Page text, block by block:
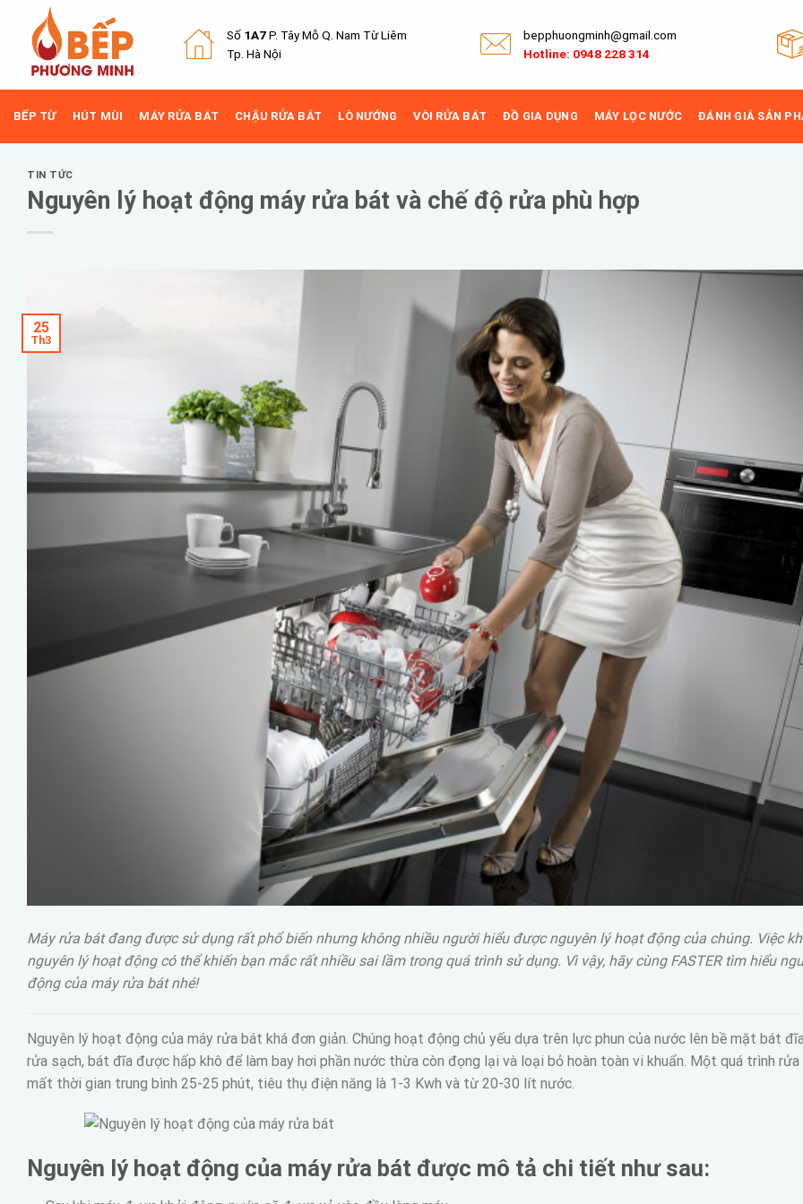
content
Số 1A7P. Tây Mỗ Q. Nam Từ Liêm
Tp. Hà Nội
bepphuongminh@gmail.com
Hotline: 0948 228 314
BẾP TỪ HÚT MÙI MÁY RỬA BÁT CHẬU RỬA BÁT LÒ NƯỚNG VÒI RỬA BÁT ĐỒ GIA DỤNG MÁY LỌC NƯỚC ĐÁNH GIÁ SẢN
TIN TỨC
Nguyên lý hoạt động máy rửa bát và chế độ rửa phù hợp
25
Th3
Máy rửa bát đang được sử dụng rất phổ biến nhưng không nhiều người hiểu được nguyên lý hoạt động của chúng. Việc
nguyên lý hoạt động có thể khiến bạn mắc rất nhiều sai lầm trong quá trình sử dụng. Vì vậy, hãy cùng FASTER tìm hiểu
động của máy rửa bát nhé!
Nguyên lý hoạt động của máy rửa bát khá đơn giản. Chúng hoạt động chủ yếu dựa trên lực phun của nước lên bề mặt bát
rửa sạch, bát đĩa được hấp khô để làm bay hơi phần nước thừa còn đọng lại và loại bỏ hoàn toàn vi khuẩn. Một quá trình
mất thời gian trung bình 25-25 phút, tiêu thụ điện năng là 1-3 Kwh và từ 20-30 lít nước.
Nguyên lý hoạt động của máy rửa bát được mô tả chi tiết như sau: